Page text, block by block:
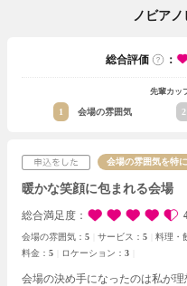
ノビアノ
総合評価 ：
先輩カッ
1 会場の雰囲気 2
会場の雰囲気を特
暖かな笑顔に包まれる会場
総合満足度
会場の雰囲気： 5 サービス： 5 料理・
料金： 5 ロケーション： 3
会場の決め手になったのは私が